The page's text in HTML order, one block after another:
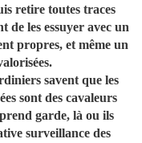
retire toutes traces
de les essuyer avec un
propres, et même un
savent que les
sont des cavaleurs
garde, là ou ils
surveillance des